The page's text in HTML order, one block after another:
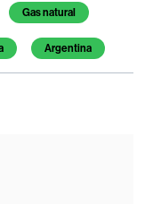
Gas natural
Argentina